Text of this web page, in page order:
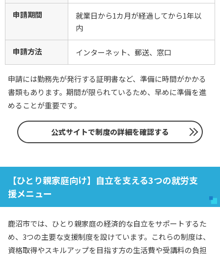
申請期間
就業日から1カ月が経過してから1年以
内
申請方法 インターネット、郵送、窓口
申請には勤務先が発行する証明書など、準備に時間がかかる
書類もあります。期間が限られているため、早めに準備を進
めることが重要です。
公式サイトで制度の詳細を確認する
【ひとり親家庭向け】自立を支える3つの就労支
援メニュー
鹿沼市では、ひとり親家庭の経済的な自立をサポートするた
め、3つの主要な支援制度を設けています。これらの制度は、
資格取得やスキルアップを目指す方の生活費や受講料の負担